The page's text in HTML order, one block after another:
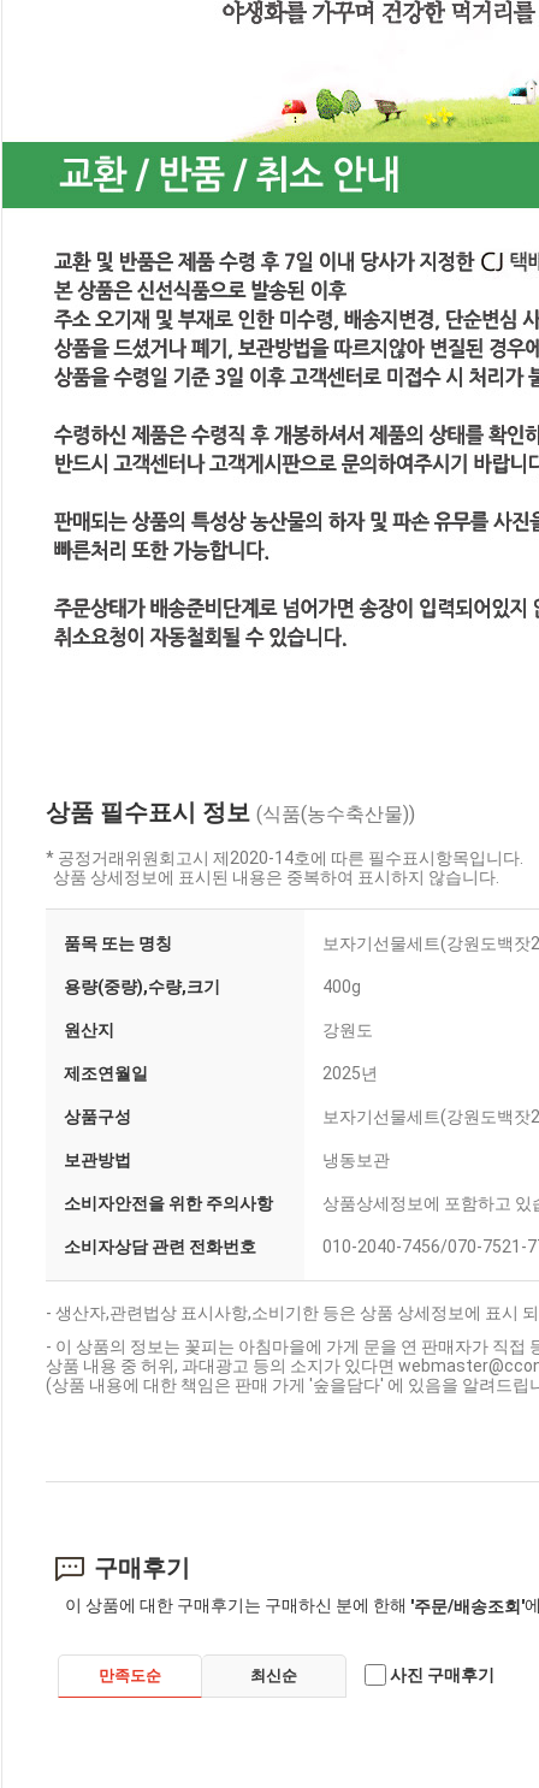
상품 필수표시 정보 (식품(농수축산물))
* 공정거래위원회고시 제2020-14호에 따른 필수표시항목입니다.
상품 상세정보에 표시된 내용은 중복하여 표시하지 않습니다.
품목 또는 명칭 보자기선물세트(강원도백
용량(중량),수량,크기 400g
원산지 강원도
제조연월일 2025년
상품구성 보자기선물세트(강원도백
보관방법 냉동보관
소비자안전을 위한 주의사항 상품상세정보에 포함하고 있
소비자상담 관련 전화번호 010-2040-7456/070-7521-
- 생산자,관련법상 표시사항,소비기한 등은 상품 상세정보에 표시
- 이 상품의 정보는 꽃피는 아침마을에 가게 문을 연 판매자가 직접
상품 내용 중 허위, 과대광고 등의 소지가 있다면
(상품 내용에 대한 책임은 판매 가게 '숲을담다' 에 있음을 알려드립
구매후기
이 상품에 대한 구매후기는 구매하신 분에 한해 '주문/배송조회'
만족도순 최신순 사진 구매후기